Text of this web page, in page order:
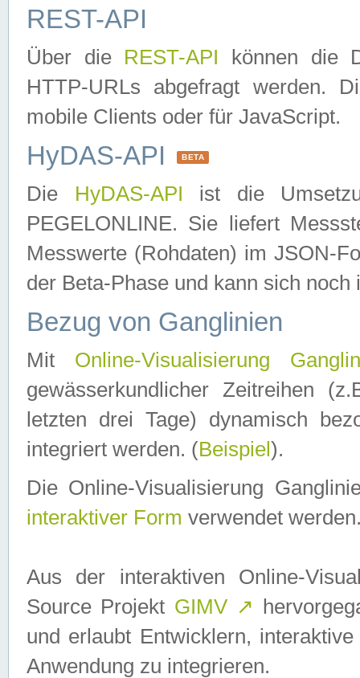
REST-API
Über die REST-API können die
HTTP-URLs abgefragt werden.
mobile Clients oder für JavaScript.
HyDAS-API BETA
Die HyDAS-API ist die
PEGELONLINE. Sie liefert
Messwerte (Rohdaten) im JSON-
der Beta-Phase und kann sich noch
Bezug von Ganglinien
Mit Online-Visualisierung
gewässerkundlicher Zeitreihen
letzten drei Tage) dynamisch
integriert werden. (Beispiel ).
Die Online-Visualisierung
interaktiver Form verwendet
Aus der interaktiven Online-
Source Projekt GIMV ↗
und erlaubt Entwicklern,
Anwendung zu integrieren.